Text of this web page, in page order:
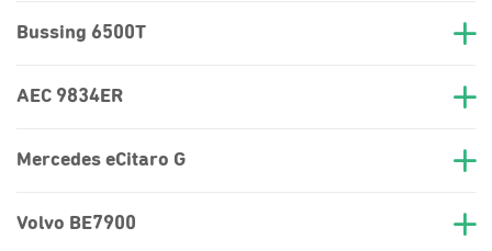
Bussing 6500T
AEC 9834ER
Mercedes eCitaro G
Volvo BE7900